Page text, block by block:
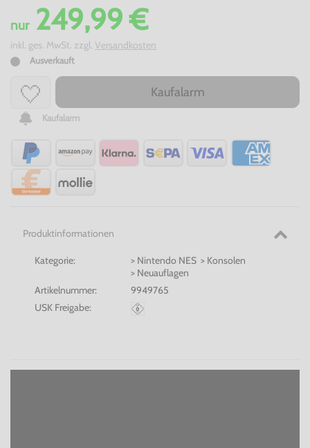
nur249,99 €
inkl. ges. MwSt. zzgl. Versandkosten
Ausverkauft
Kaufalarm
Kaufalarm
Produktinformationen
Kategorie:
> Nintendo NES > Konsolen
> Neuauflagen
Artikelnummer:
9949765
USK Freigabe: